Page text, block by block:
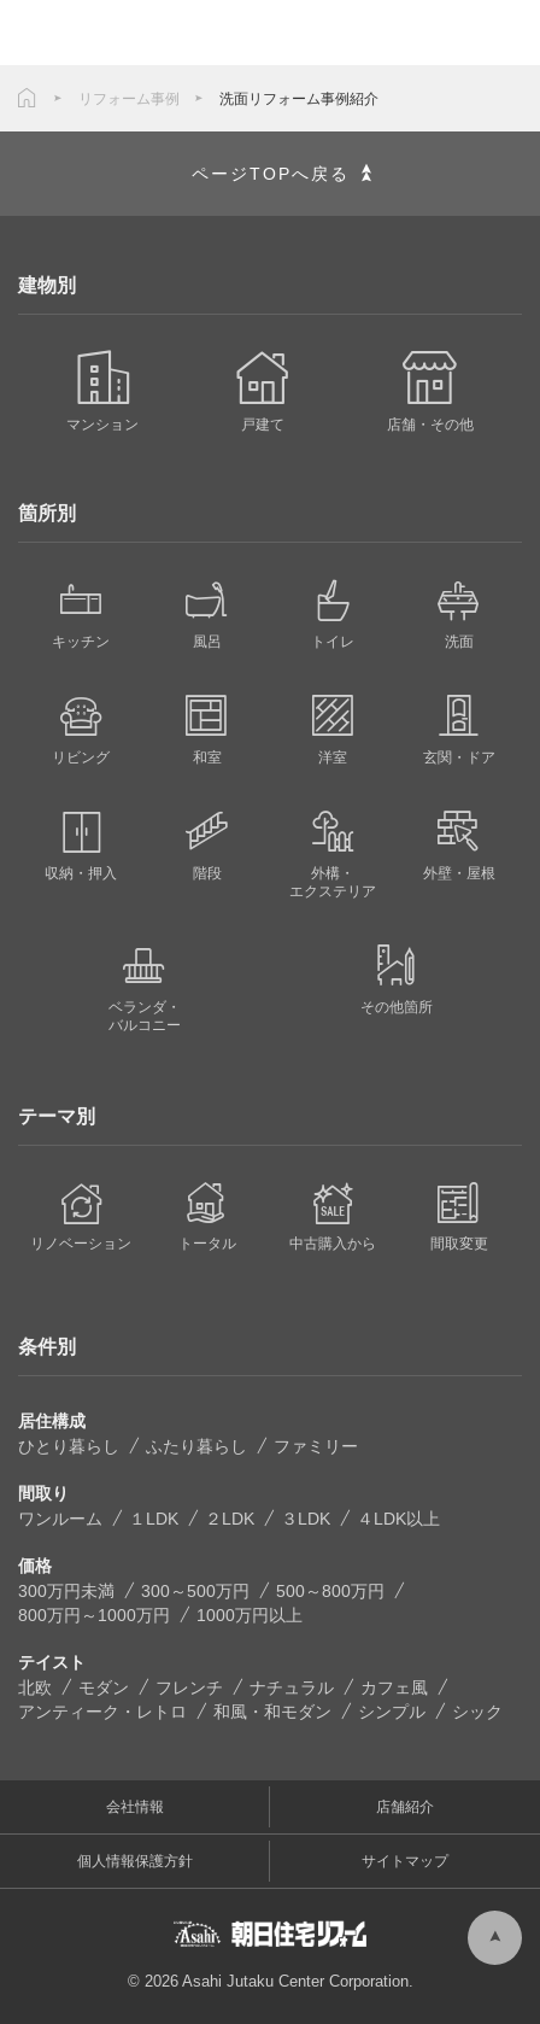
リフォーム事例 洗面リフォーム事例紹介
ページTOPへ戻る
建物別
マンション 戸建て 店舗・その他
箇所別
キッチン 風呂 トイレ 洗面
リビング 和室 洋室 玄関・ドア
収納・押入 階段
外構・
エクステリア
外壁・屋根
ベランダ・
バルコニー
その他箇所
テーマ別
リノベーション トータル 中古購入から 間取変更
条件別
居住構成
ひとり暮らし
ふたり暮らし ファミリー
間取り
ワンルーム
１LDK ２LDK ３LDK ４LDK以上
価格
300万円未満
300～500万円
500～800万円
800万円～1000万円
1000万円以上
テイスト
北欧
モダン フレンチ ナチュラル
カフェ風
アンティーク・レトロ
和風・和モダン シンプル シック
会社情報 店舗紹介
個人情報保護方針 サイトマップ
© 2026 Asahi Jutaku Center Corporation.